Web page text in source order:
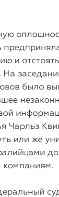
и
На
было
Чарльз
или же